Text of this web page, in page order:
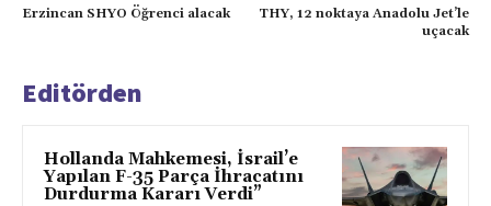
Erzincan SHYO Öğrenci alacak
THY, 12 noktaya Anadolu Jet’le
uçacak
Editörden
Hollanda Mahkemesi, İsrail’e
Yapılan F-35 Parça İhracatını
Durdurma Kararı Verdi”